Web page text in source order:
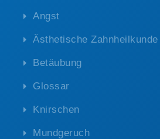
Angst
Ästhetische Zahnheilkunde
Betäubung
Glossar
Knirschen
Mundgeruch